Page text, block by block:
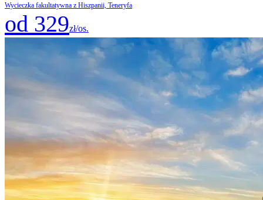
Wycieczka fakultatywna z Hiszpanii, Teneryfa
od 329zł/os.